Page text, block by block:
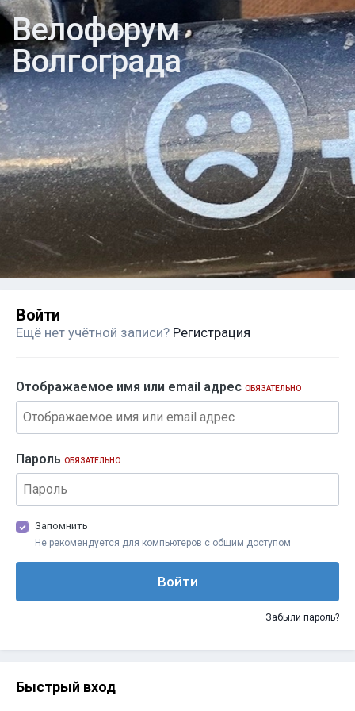
Велофорум
Волгограда
Войти
Ещё нет учётной записи? Регистрация
Отображаемое имя или email адрес ОБЯЗАТЕЛЬНО
Пароль ОБЯЗАТЕЛЬНО
Запомнить
Не рекомендуется для компьютеров с общим доступом
Войти
Забыли пароль?
Быстрый вход